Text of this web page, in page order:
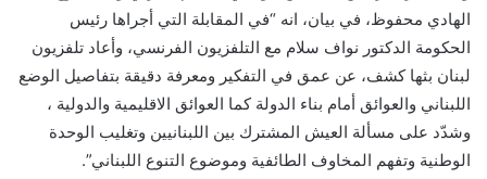
الهادي محفوظ، في بيان، انه “في المقابلة التي أجراها رئيس
الحكومة الدكتور نواف سلام مع التلفزيون الفرنسي، وأعاد تلفزيون
لبنان بثها كشف، عن عمق في التفكير ومعرفة دقيقة بتفاصيل الوضع
اللبناني والعوائق أمام بناء الدولة كما العوائق الاقليمية والدولية ،
وشدّد على مسألة العيش المشترك بين اللبنانيين وتغليب الوحدة
الوطنية وتفهم المخاوف الطائفية وموضوع التنوع اللبناني”.